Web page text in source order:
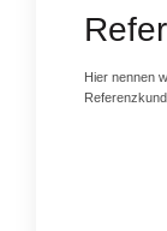
Hier nennen